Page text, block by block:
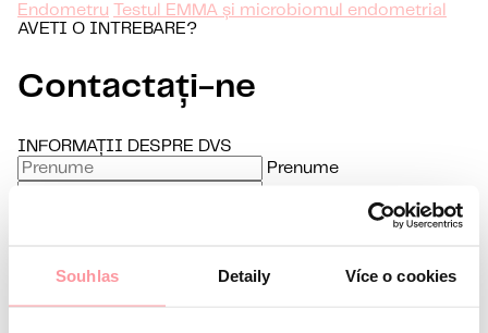
Souhlas Detaily Více o cookies
Endometru
Testul EMMA și microbiomul endometrial
AVETI O INTREBARE?
Contactați-ne
INFORMAȚII DESPRE DVS
Prenume
Sunt interesat de